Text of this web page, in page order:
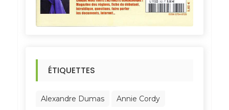
ÉTIQUETTES
Alexandre Dumas Annie Cordy